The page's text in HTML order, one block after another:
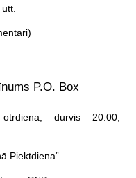
P.O. Box
, durvis 20:00,
Piektdiena”